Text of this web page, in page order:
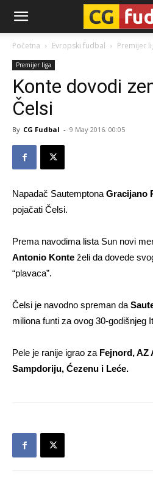
CG-
Fudbal
Početna Evropski fudbal Premijer
Premijer liga
Konte dovodi
Čelsi
By CG Fudbal - 9 May 2016. 00:05
Napadač Sautemptona Gracijano
pojačati Čelsi.
Prema navodima lista Sun novi
Antonio Konte želi da dovede
“plavaca”.
Čelsi je navodno spreman da
miliona funti za ovog 30-godišnjeg
Pele je ranije igrao za Fejnord, AZ
Sampdoriju, Ćezenu i Leće.